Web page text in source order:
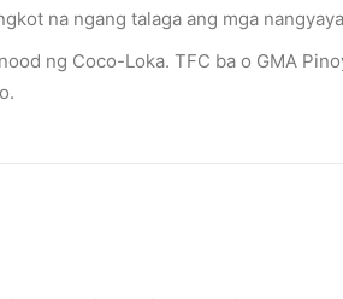
na ngang talaga ang mga
ng Coco-Loka. TFC ba o GMA